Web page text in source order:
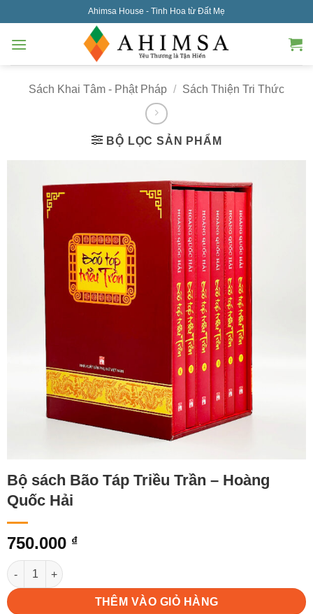
to
content
Ahimsa House - Tinh Hoa từ Đất Mẹ
Sách Khai Tâm - Phật Pháp / Sách Thiện Tri Thức
BỘ LỌC SẢN PHẨM
Bộ sách Bão Táp Triều Trần – Hoàng
Quốc Hải
750.000 ₫
Bộ sách Bão Táp Triều Trần - Hoàng Quốc Hải số lượng
THÊM VÀO GIỎ HÀNG